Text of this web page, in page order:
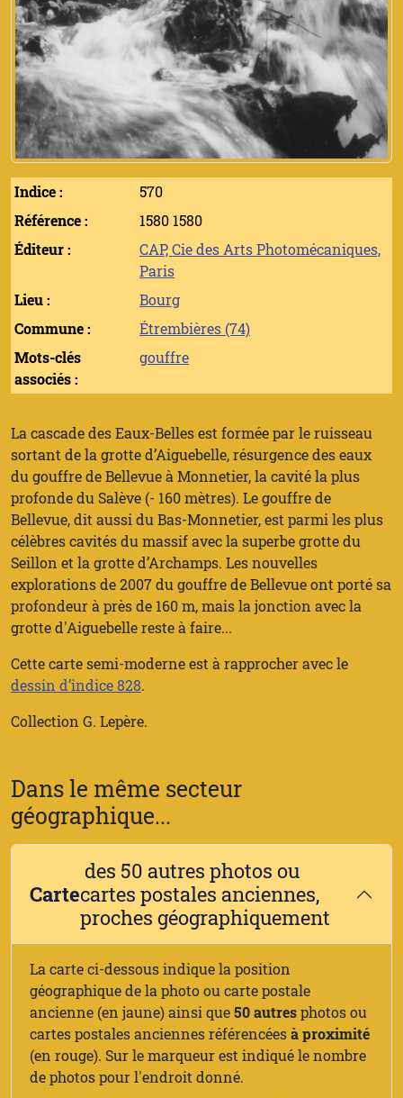
Indice :
570
Référence :
1580 1580
Éditeur :
CAP, Cie des Arts Photomécaniques,
Paris
Lieu :
Bourg
Commune :
Étrembières (74)
Mots-clés
associés :
gouffre
La cascade des Eaux-Belles est formée par le ruisseau
sortant de la grotte d’Aiguebelle, résurgence des eaux
du gouffre de Bellevue à Monnetier, la cavité la plus
profonde du Salève (- 160 mètres). Le gouffre de
Bellevue, dit aussi du Bas-Monnetier, est parmi les plus
célèbres cavités du massif avec la superbe grotte du
Seillon et la grotte d’Archamps. Les nouvelles
explorations de 2007 du gouffre de Bellevue ont porté sa
profondeur à près de 160 m, mais la jonction avec la
grotte d'Aiguebelle reste à faire...
Cette carte semi-moderne est à rapprocher avec le
dessin d’indice 828.
Collection G. Lepère.
Dans le même secteur
géographique...
Carte
des 50 autres photos ou
cartes postales anciennes,
proches géographiquement
La carte ci-dessous indique la position
géographique de la photo ou carte postale
ancienne (en jaune) ainsi que50 autresphotos ou
cartes postales anciennes référencéesà proximité
(en rouge). Sur le marqueur est indiqué le nombre
de photos pour l'endroit donné.